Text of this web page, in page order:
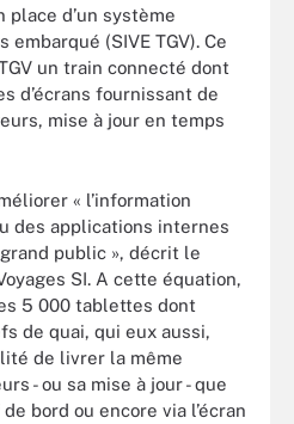
place d’un système
embarqué (SIVE TGV). Ce
un train connecté dont
d’écrans fournissant de
mise à jour en temps
« l’information
des applications internes
public », décrit le
SI. A cette équation,
5 000 tablettes dont
de quai, qui eux aussi,
de livrer la même
- ou sa mise à jour - que
bord ou encore via l’écran